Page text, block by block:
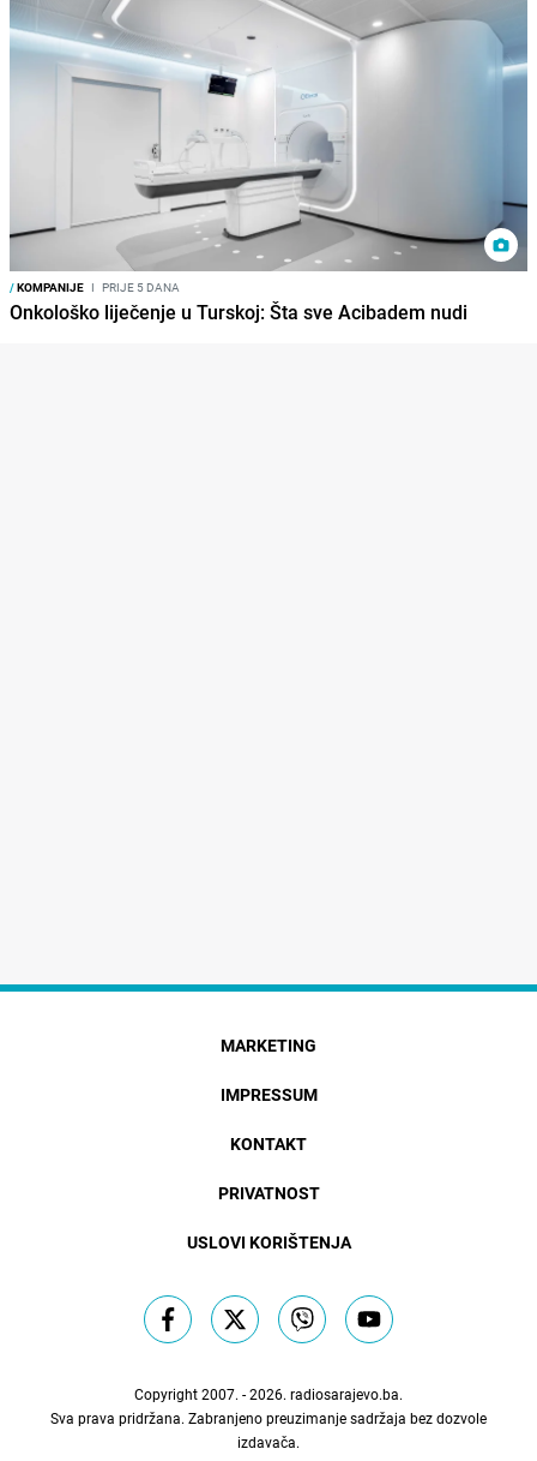
/KOMPANIJE I PRIJE 5 DANA
Onkološko liječenje u Turskoj: Šta sve Acibadem nudi
MARKETING
IMPRESSUM
KONTAKT
PRIVATNOST
USLOVI KORIŠTENJA
Copyright 2007. - 2026. radiosarajevo.ba.
Sva prava pridržana. Zabranjeno preuzimanje sadržaja bez dozvole
izdavača.